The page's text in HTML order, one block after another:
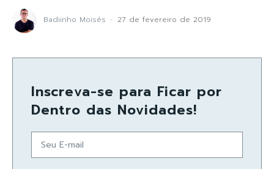
Badiinho Moisés - 27 de fevereiro de 2019
Inscreva-se para Ficar por
Dentro das Novidades!